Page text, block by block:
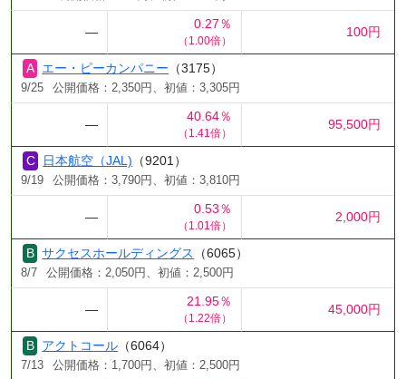
―
0.27％
（1.00倍）
100円
エー・ピーカンパニー （3175）
9/25 公開価格：2,350円、初値：3,305円
―
40.64％
（1.41倍）
95,500円
日本航空（JAL) （9201）
9/19 公開価格：3,790円、初値：3,810円
―
0.53％
（1.01倍）
2,000円
サクセスホールディングス （6065）
8/7 公開価格：2,050円、初値：2,500円
―
21.95％
（1.22倍）
45,000円
アクトコール （6064）
7/13 公開価格：1,700円、初値：2,500円